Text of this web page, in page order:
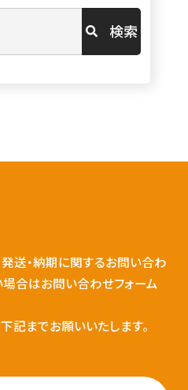
検索
送・納期に関するお問い合わ
合はお問い合わせフォーム
記までお願いいたします。